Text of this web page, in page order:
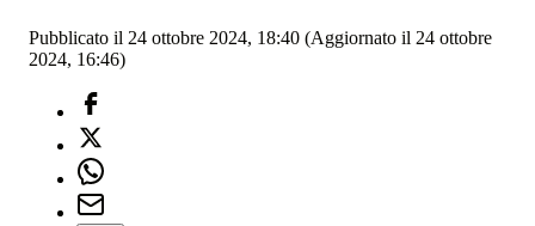
Pubblicato il 24 ottobre 2024, 18:40 (Aggiornato il 24 ottobre
2024, 16:46)